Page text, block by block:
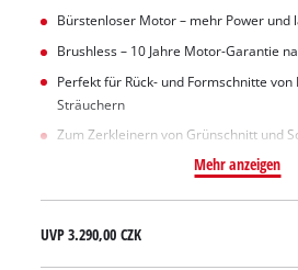
Bürstenloser Motor – mehr Power und
Brushless – 10 Jahre Motor-Garantie
Perfekt für Rück- und Formschnitte von
Sträuchern
Zum Zerkleinern von Grünschnitt und
Mehr anzeigen
UVP3.290,00 CZK